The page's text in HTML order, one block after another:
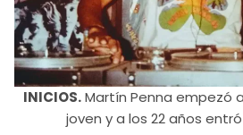
INICIOS.Martín Penna empezó
joven y a los 22 años